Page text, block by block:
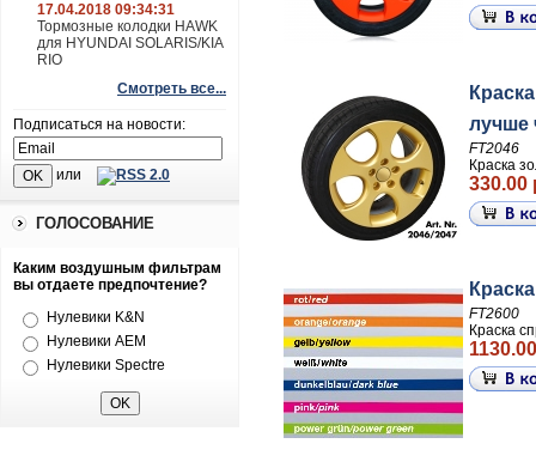
17.04.2018 09:34:31
Тормозные колодки HAWK
для HYUNDAI SOLARIS/KIA
RIO
Смотреть все...
Подписаться на новости:
или
ГОЛОСОВАНИЕ
Каким воздушным фильтрам
вы отдаете предпочтение?
Нулевики K&N
Нулевики AEM
Нулевики Spectre
лучше
FT2046
Краска
330.00
FT2600
Краска